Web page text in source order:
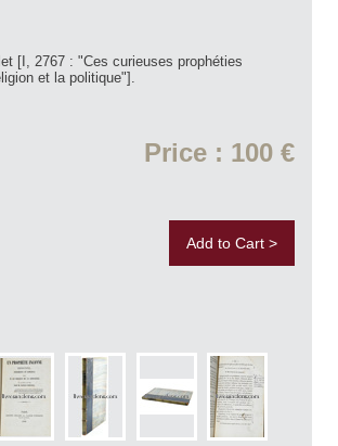
[I, 2767 : "Ces curieuses prophéties
et la politique"].
Price : 100 €
Add to Cart >